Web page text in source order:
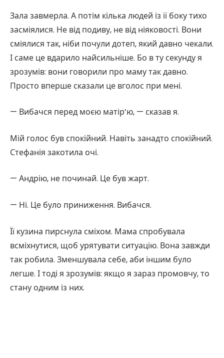
Зала завмерла. А потім кілька людей із її боку тихо
засміялися. Не від подиву, не від ніяковості. Вони
сміялися так, ніби почули дотеп, який давно чекали.
І саме це вдарило найсильніше. Бо в ту секунду я
зрозумів: вони говорили про маму так давно.
Просто вперше сказали це вголос при мені.
— Вибачся перед моєю матір’ю, — сказав я.
Мій голос був спокійний. Навіть занадто спокійний.
Стефанія закотила очі.
— Андрію, не починай. Це був жарт.
— Ні. Це було приниження. Вибачся.
Її кузина пирснула сміхом. Мама спробувала
всміхнутися, щоб урятувати ситуацію. Вона завжди
так робила. Зменшувала себе, аби іншим було
легше. І тоді я зрозумів: якщо я зараз промовчу, то
стану одним із них.